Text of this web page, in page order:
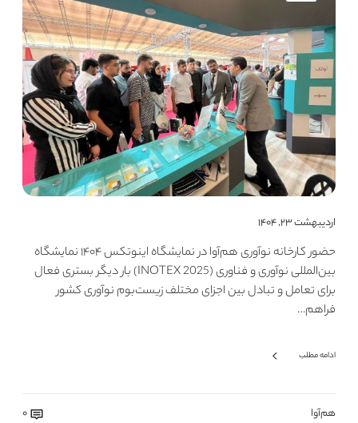
اردیبهشت ۲۳, ۱۴۰۴
حضور کارخانه نوآوری هم‌آوا در نمایشگاه اینوتکس ۱۴۰۴ نمایشگاه
بین‌المللی نوآوری و فناوری (INOTEX 2025) بار دیگر بستری فعال
برای تعامل و تبادل بین اجزای مختلف زیست‌بوم نوآوری کشور
فراهم…
ادامه مطلب
هم‌آوا 0